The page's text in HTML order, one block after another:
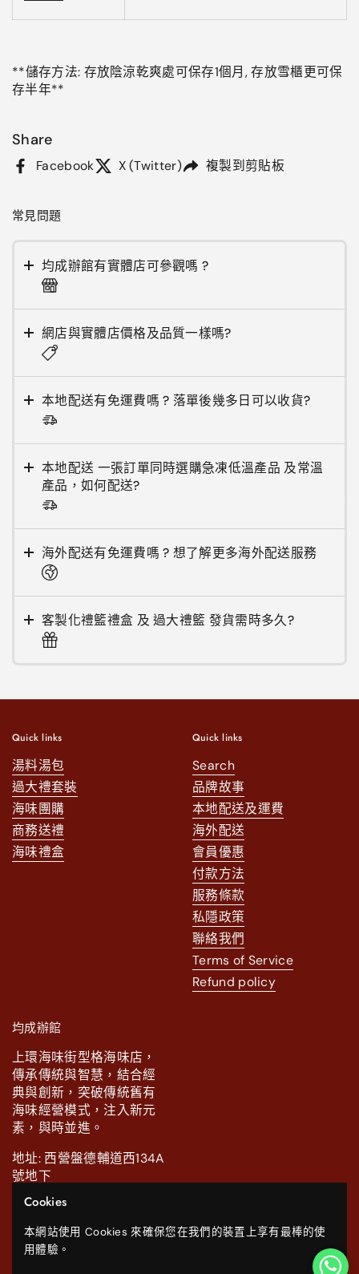
**儲存方法: 存放陰涼乾爽處可保存1個月, 存放雪櫃更可保
存半年**
Share
Facebook X (Twitter) 複製到剪貼板
常見問題
均成辦館有實體店可參觀嗎 ?
網店與實體店價格及品質一樣嗎?
本地配送有免運費嗎 ? 落單後幾多日可以收貨?
本地配送 一張訂單同時選購急凍低溫產品 及常溫
產品，如何配送?
海外配送有免運費嗎 ? 想了解更多海外配送服務
客製化禮籃禮盒 及 過大禮籃 發貨需時多久?
Quick links
湯料湯包
過大禮套裝
海味團購
商務送禮
海味禮盒
Quick links
Search
品牌故事
本地配送及運費
海外配送
會員優惠
付款方法
服務條款
私隱政策
聯絡我們
Terms of Service
Refund policy
均成辦館
上環海味街型格海味店，
傳承傳統與智慧，結合經
典與創新，突破傳統舊有
海味經營模式，注入新元
素，與時並進。
地址: 西營盤德輔道西134A
號地下
電話: 2111 0886.
Facebook
Instagram
Cookies
本網站使用 Cookies 來確保您在我們的裝置上享有最棒的使
用體驗。